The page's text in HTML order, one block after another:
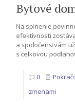
Bytové
Na splnenie
efektívnosti
a spoločenstvám
s celkovou
0
zmenami